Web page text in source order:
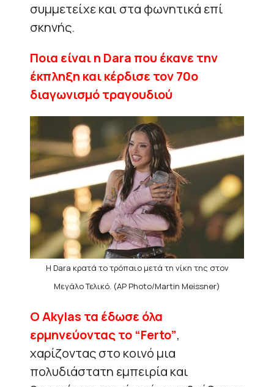
συμμετείχε και στα φωνητικά επί
σκηνής.
Ποια είναι η Dara που έκανε την
έκπληξη και κέρδισε τον 70ο
διαγωνισμό τραγουδιού
Η Dara κρατά το τρόπαιο μετά τη νίκη της στον
Μεγάλο Τελικό. (AP Photo/Martin Meissner)
Ο Akylas τα έδωσε όλα
ερμηνεύοντας το “Ferto”,
χαρίζοντας στο κοινό μια
πολυδιάστατη εμπειρία και